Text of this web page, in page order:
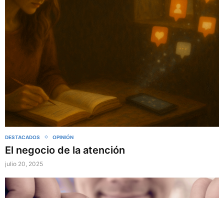
DESTACADOS OPINIÓN
El negocio de la atención
julio 20, 2025